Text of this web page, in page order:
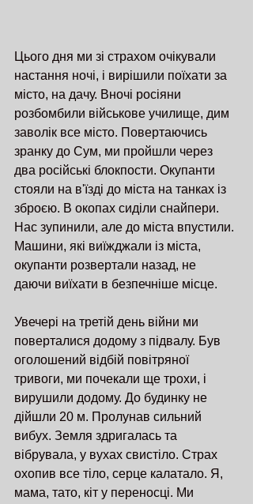
Цього дня ми зі страхом очікували
настання ночі, і вирішили поїхати за
місто, на дачу. Вночі росіяни
розбомбили військове училище, дим
заволік все місто. Повертаючись
зранку до Сум, ми пройшли через
два російські блокпости. Окупанти
стояли на в'їзді до міста на танках із
зброєю. В окопах сиділи снайпери.
Нас зупинили, але до міста впустили.
Машини, які виїжджали із міста,
окупанти розвертали назад, не
даючи виїхати в безпечніше місце.
Увечері на третій день війни ми
поверталися додому з підвалу. Був
оголошений відбій повітряної
тривоги, ми почекали ще трохи, і
вирушили додому. До будинку не
дійшли 20 м. Пролунав сильний
вибух. Земля здригалась та
вібрувала, у вухах свистіло. Страх
охопив все тіло, серце калатало. Я,
мама, тато, кіт у переносці. Ми